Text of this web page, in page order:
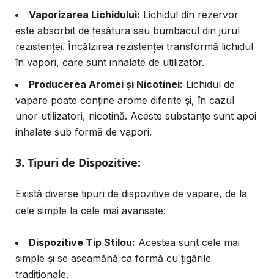
Vaporizarea Lichidului: Lichidul din rezervor
este absorbit de țesătura sau bumbacul din jurul
rezistenței. Încălzirea rezistenței transformă lichidul
în vapori, care sunt inhalate de utilizator.
Producerea Aromei și Nicotinei: Lichidul de
vapare poate conține arome diferite și, în cazul
unor utilizatori, nicotină. Aceste substanțe sunt apoi
inhalate sub formă de vapori.
3. Tipuri de Dispozitive:
Există diverse tipuri de dispozitive de vapare, de la
cele simple la cele mai avansate:
Dispozitive Tip Stilou: Acestea sunt cele mai
simple și se aseamănă ca formă cu țigările
tradiționale.